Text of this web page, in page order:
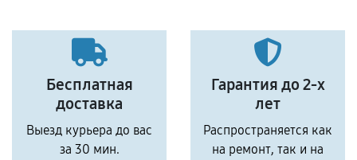
Бесплатная
доставка
Выезд курьера до вас
за 30 мин.
Гарантия до 2-х
лет
Распространяется как
на ремонт, так и на